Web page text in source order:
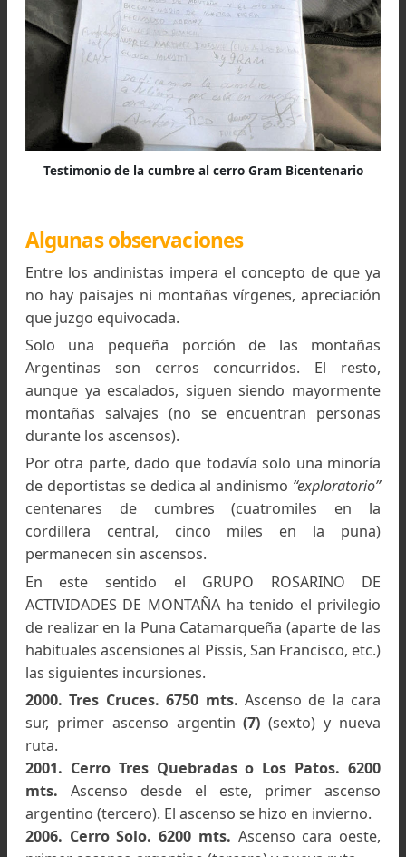
Alternamos descansos cada hora. El viento,
en todo el viaje, era casi un problema así
tratamos de amparar el ascenso sobre la
reparada cara este. No debimos pisar nieve en
la subida.
que deben atravesarse varias ante cumbres y
lo menos una extraña planicie que se me
puede ser un antiguo cráter.
En la cima, sin rastro humano, es difícil
un cascote mayor que un puño. El altímetro
entre los 5580 y los 5620 m. El GPS leía unos
metros mas, acercándose a la altitud del IGM
otorga a la montaña 5.785 mts.
En la cumbre del cerro Gram Bicentenario, Andrés
Martínez con la bandera del Club Andino Bariloche
El nombre fue dado por nuestro grupo